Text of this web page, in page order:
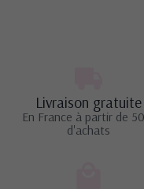
Livraison gratuite
En France à partir de
d'achats